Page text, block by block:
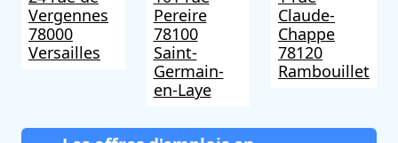
Vergennes
78000
Versailles
Pereire
78100
Saint-
Germain-
en-Laye
Claude-
Chappe
78120
Rambouillet